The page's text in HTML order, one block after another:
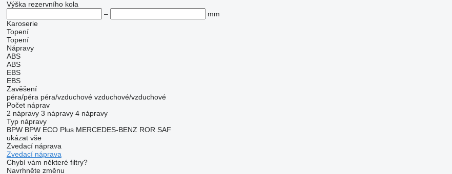
Výška rezervního kola
–
mm
Karoserie
Topení
Topení
Nápravy
ABS
ABS
EBS
EBS
Zavěšení
péra/péra péra/vzduchové vzduchové/vzduchové
Počet náprav
2 nápravy 3 nápravy 4 nápravy
Typ nápravy
BPW BPW ECO Plus MERCEDES-BENZ ROR SAF
ukázat vše
Zvedací náprava
Zvedací náprava
Chybí vám některé filtry?
Navrhněte změnu